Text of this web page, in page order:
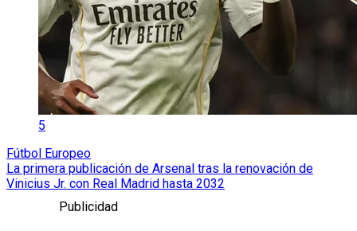
5
Fútbol Europeo
La primera publicación de Arsenal tras la renovación de
Vinicius Jr. con Real Madrid hasta 2032
Publicidad